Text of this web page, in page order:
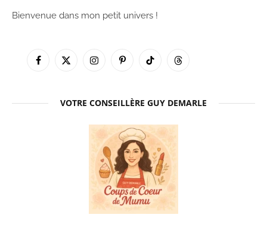
Bienvenue dans mon petit univers !
Facebook
X
InstagramPinterestTikTok Threads
VOTRE CONSEILLÈRE GUY DEMARLE